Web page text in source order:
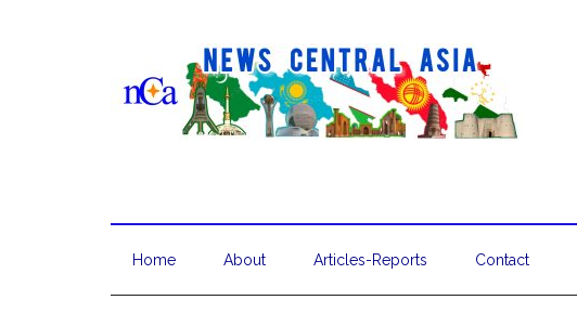
Home About Articles-Reports Contact